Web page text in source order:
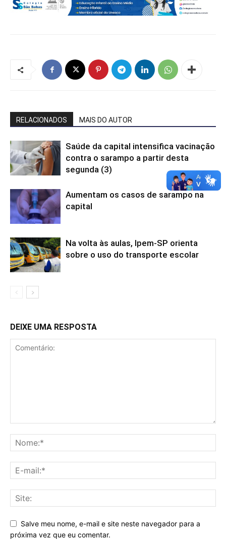
RELACIONADOS MAIS DO AUTOR
Saúde da capital intensifica vacinação
contra o sarampo a partir desta
segunda (3)
Aumentam os casos de sarampo na
capital
Na volta às aulas, Ipem-SP orienta
sobre o uso do transporte escolar
DEIXE UMA RESPOSTA
Salve meu nome, e-mail e site neste navegador para a
próxima vez que eu comentar.